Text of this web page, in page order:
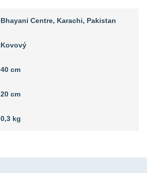
Bhayani Centre, Karachi, Pakistan
Kovový
40 cm
20 cm
0,3 kg